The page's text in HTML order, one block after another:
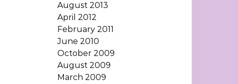
August 2013
April 2012
February 2011
June 2010
October 2009
August 2009
March 2009